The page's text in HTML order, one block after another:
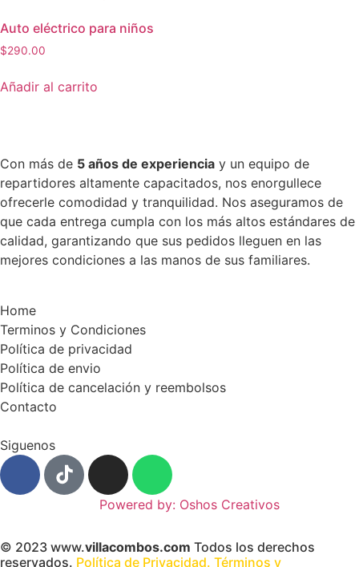
Auto eléctrico para niños
$290.00
Añadir al carrito
Con más de 5 años de experiencia y un equipo de
repartidores altamente capacitados, nos enorgullece
ofrecerle comodidad y tranquilidad. Nos aseguramos de
que cada entrega cumpla con los más altos estándares de
calidad, garantizando que sus pedidos lleguen en las
mejores condiciones a las manos de sus familiares.
Home
Terminos y Condiciones
Política de privacidad
Política de envio
Política de cancelación y reembolsos
Contacto
Siguenos
Powered by: Oshos Creativos
© 2023 www.villacombos.com Todos los derechos
reservados. Política de Privacidad. Términos y